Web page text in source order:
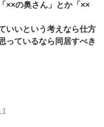
××の奥さん」とか「××
いいという考えなら仕方
っているなら同居すべき